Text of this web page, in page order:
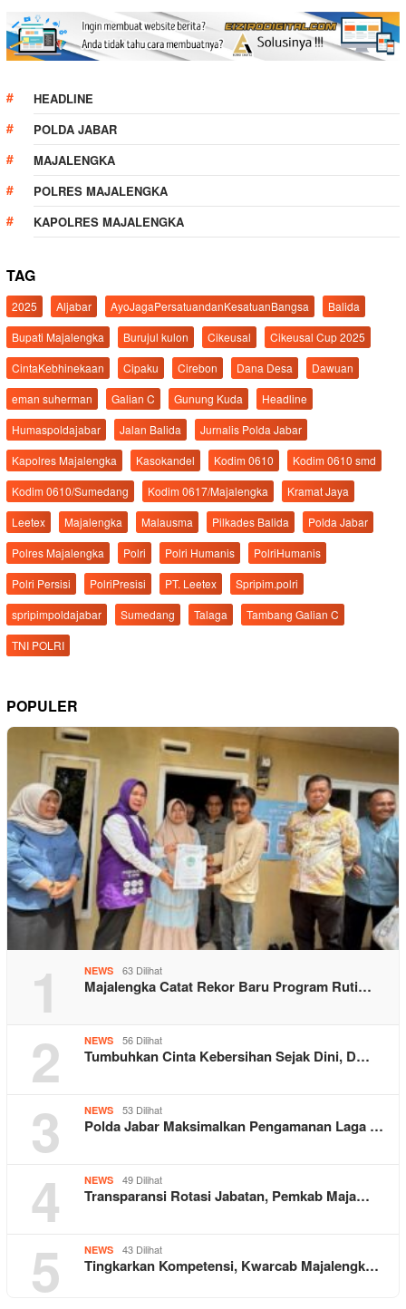
HEADLINE
POLDA JABAR
MAJALENGKA
POLRES MAJALENGKA
KAPOLRES MAJALENGKA
TAG
2025 Aljabar AyoJagaPersatuandanKesatuanBangsa
Balida
Bupati Majalengka
Burujul kulon Cikeusal
Cikeusal Cup 2025
CintaKebhinekaan
Cipaku Cirebon Dana Desa
Dawuan
eman suherman
Galian C Gunung Kuda
Headline
Humaspoldajabar
Jalan Balida
Jurnalis Polda Jabar
Kapolres Majalengka
Kasokandel Kodim 0610
Kodim 0610 smd
Kodim 0610/Sumedang
Kodim 0617/Majalengka
Kramat Jaya
Leetex
Majalengka Malausma Pilkades Balida
Polda Jabar
Polres Majalengka
Polri Polri Humanis
PolriHumanis
Polri Persisi
PolriPresisi PT. Leetex
Spripim.polri
spripimpoldajabar
Sumedang Talaga
Tambang Galian C
TNI POLRI
POPULER
1 NEWS 63 Dilihat
Majalengka Catat Rekor Baru Program Ruti…
2 NEWS 56 Dilihat
Tumbuhkan Cinta Kebersihan Sejak Dini, D…
3 NEWS 53 Dilihat
Polda Jabar Maksimalkan Pengamanan Laga …
4 NEWS 49 Dilihat
Transparansi Rotasi Jabatan, Pemkab Maja…
5 NEWS 43 Dilihat
Tingkarkan Kompetensi, Kwarcab Majalengk…